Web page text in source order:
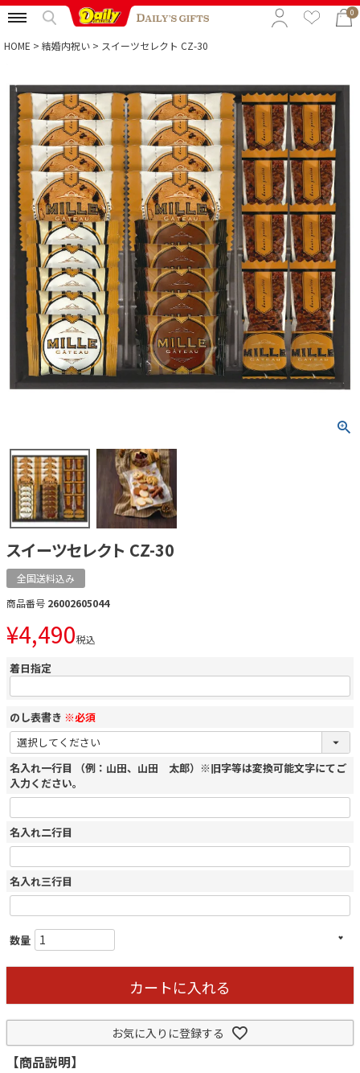
0
特集から選ぶ
予算から選ぶ
カテゴリから選ぶ
贈る相手から選ぶ
HOME 結婚内祝い スイーツセレクト CZ-30
スイーツセレクト CZ-30
全国送料込み
商品番号 26002605044
¥4,490税込
着日指定
のし表書き ※必須
名入れ一行目 （例：山田、山田 太郎）※旧字等は変換可能文字にてご
入力ください。
名入れ二行目
名入れ三行目
カートに入れる
お気に入りに登録する
【商品説明】